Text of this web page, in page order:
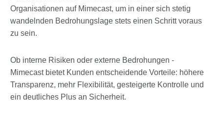
Organisationen auf Mimecast, um in einer sich stetig
wandelnden Bedrohungslage stets einen Schritt voraus
zu sein.
Ob interne Risiken oder externe Bedrohungen -
Mimecast bietet Kunden entscheidende Vorteile: höhere
Transparenz, mehr Flexibilität, gesteigerte Kontrolle und
ein deutliches Plus an Sicherheit.